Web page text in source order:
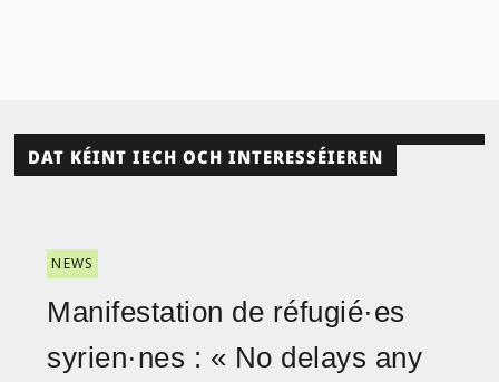
DAT KÉINT IECH OCH INTERESSÉIEREN
NEWS
Manifestation de réfugié·es
syrien·nes : « No delays any